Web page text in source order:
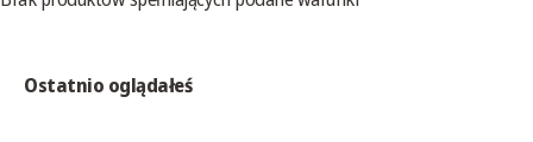
Ostatnio oglądałeś